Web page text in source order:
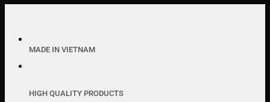
MADE IN VIETNAM
HIGH QUALITY PRODUCTS